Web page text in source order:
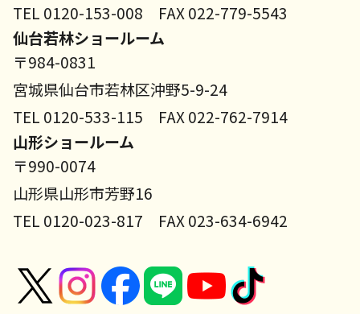
TEL 0120-153-008 FAX 022-779-5543
仙台若林ショールーム
〒984-0831
宮城県仙台市若林区沖野5-9-24
TEL 0120-533-115 FAX 022-762-7914
山形ショールーム
〒990-0074
山形県山形市芳野16
TEL 0120-023-817 FAX 023-634-6942